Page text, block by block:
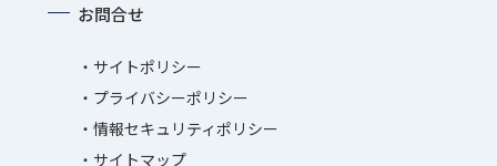
お問合せ
サイトポリシー
プライバシーポリシー
情報セキュリティポリシー
サイトマップ